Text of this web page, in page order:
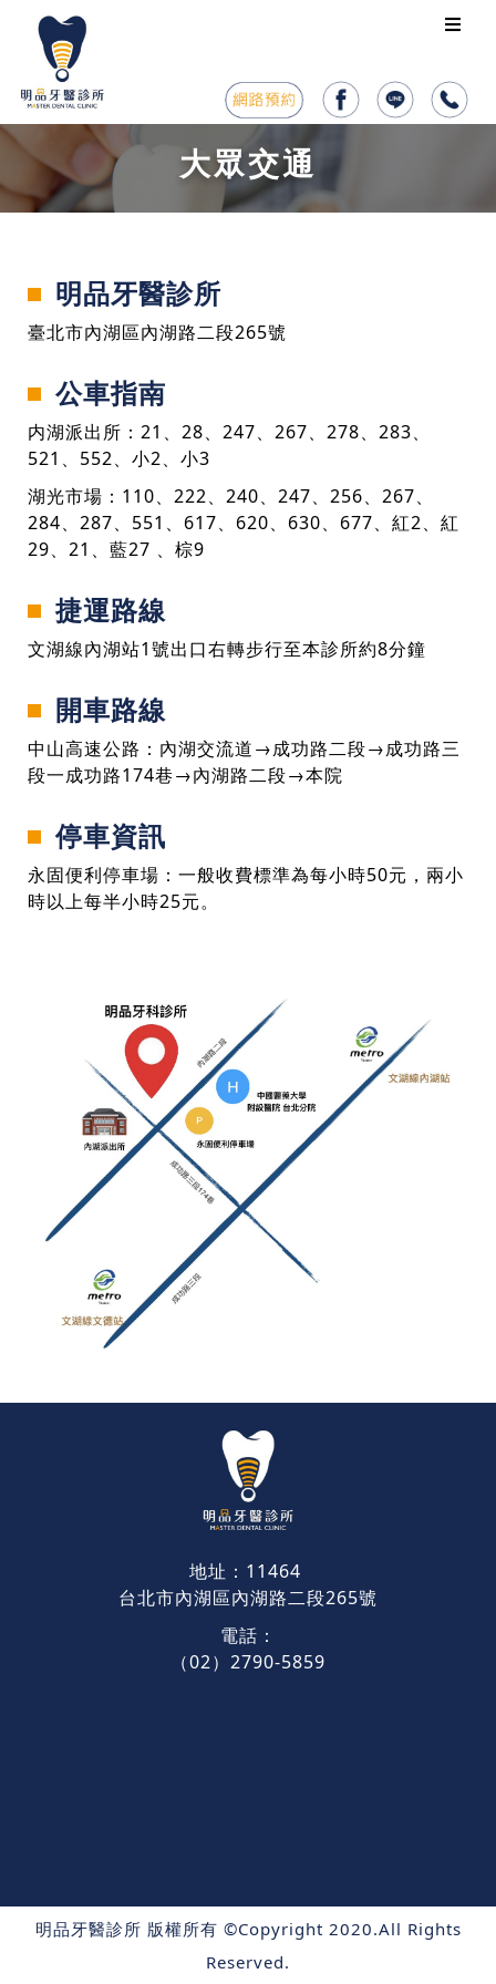
大眾交通
明品牙醫診所
臺北市內湖區內湖路二段265號
公車指南
内湖派出所：21、28、247、267、278、283、
521、552、小2、小3
湖光市場：110、222、240、247、256、267、
284、287、551、617、620、630、677、紅2、紅
29、21、藍27 、棕9
捷運路線
文湖線內湖站1號出口右轉步行至本診所約8分鐘
開車路線
中山高速公路：內湖交流道→成功路二段→成功路三
段一成功路174巷→內湖路二段→本院
停車資訊
永固便利停車場：一般收費標準為每小時50元，兩小
時以上每半小時25元。
地址：11464
台北市內湖區內湖路二段265號
電話：
（02）2790-5859
明品牙醫診所 版權所有 ©Copyright 2020.All Rights
Reserved.